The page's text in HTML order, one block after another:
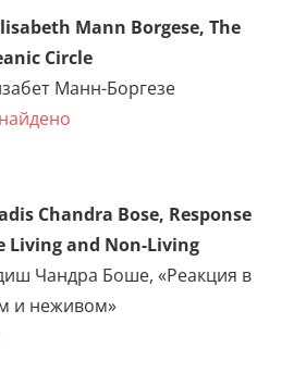
5. Elisabeth Mann Borgese,
The Oceanic Circle
6. Jagadis Chandra Bose,